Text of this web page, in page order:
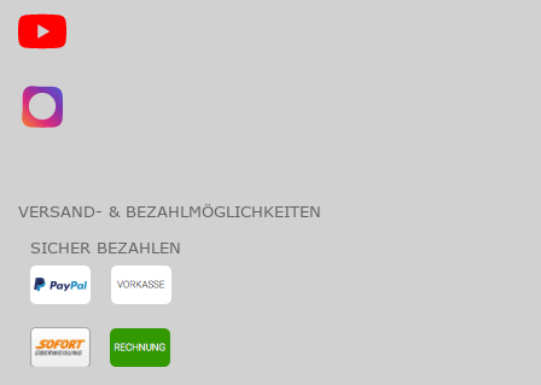
VERSAND- & BEZAHLMÖGLICHKEITEN
SICHER BEZAHLEN